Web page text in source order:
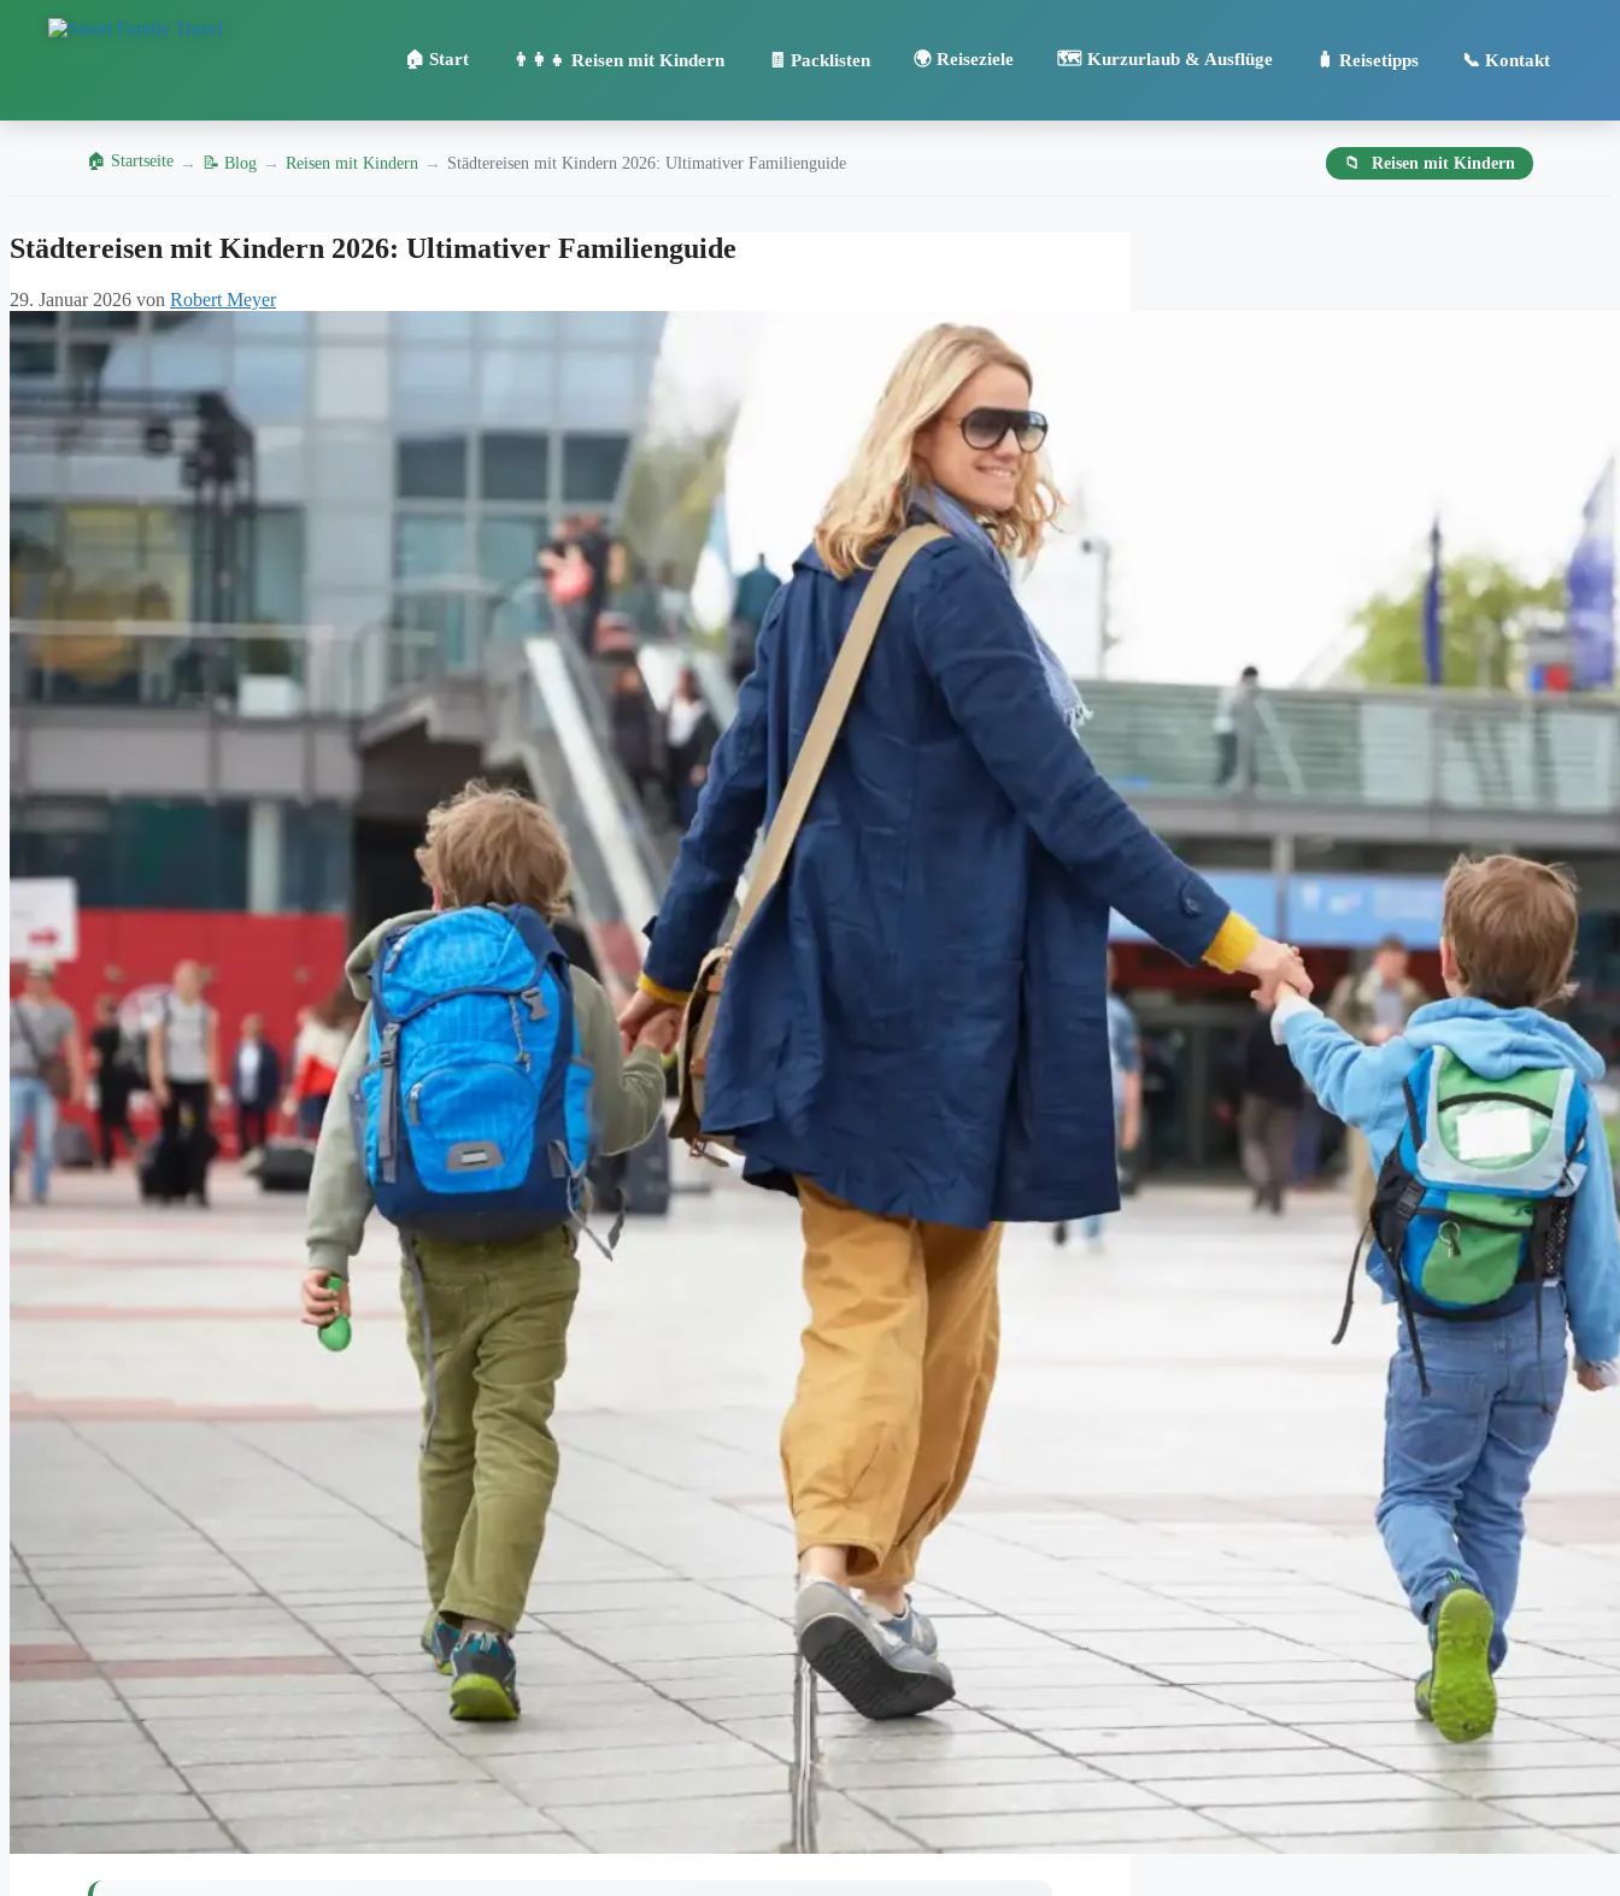
🏠 Start 👨‍👩‍👧 Reisen mit Kindern 🧾 Packlisten 🌍 Reiseziele 🗺️ Kurzurlaub & Ausflüge 🧳 Reisetipps 📞 Kontakt
🏠 Startseite → 📝 Blog → Reisen mit Kindern → Städtereisen mit Kindern 2026: Ultimativer Familienguide Reisen mit Kindern
Zum
Inhalt
Städtereisen mit Kindern 2026: Ultimativer Familienguide
29. Januar 2026 von Robert Meyer